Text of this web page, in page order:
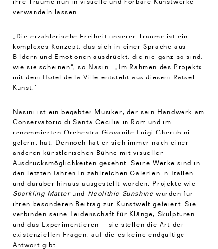
verwandeln lassen.
„Die erzählerische Freiheit unserer Träume ist ein
komplexes Konzept, das sich in einer Sprache aus
Bildern und Emotionen ausdrückt, die nie ganz so sind,
wie sie scheinen“, so Nasini. „Im Rahmen des Projekts
mit dem Hotel de la Ville entsteht aus diesem Rätsel
Kunst.“
Nasini ist ein begabter Musiker, der sein Handwerk am
Conservatorio di Santa Cecilia in Rom und im
renommierten Orchestra Giovanile Luigi Cherubini
gelernt hat. Dennoch hat er sich immer nach einer
anderen künstlerischen Bühne mit visuellen
Ausdrucksmöglichkeiten gesehnt. Seine Werke sind in
den letzten Jahren in zahlreichen Galerien in Italien
und darüber hinaus ausgestellt worden. Projekte wie
Sparkling Matterund Neolithic Sunshinewurden für
ihren besonderen Beitrag zur Kunstwelt gefeiert. Sie
verbinden seine Leidenschaft für Klänge, Skulpturen
und das Experimentieren – sie stellen die Art der
existenziellen Fragen, auf die es keine endgültige
Antwort gibt.